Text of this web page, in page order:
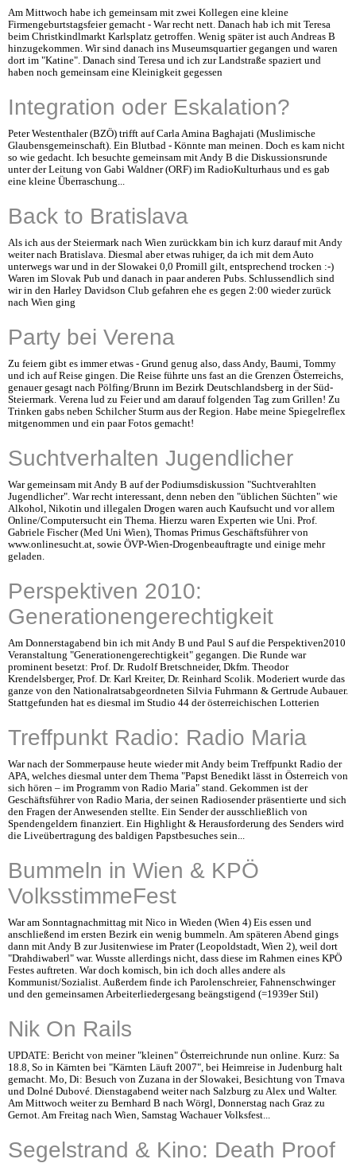
Am Mittwoch habe ich gemeinsam mit zwei Kollegen eine kleine
Firmengeburtstagsfeier gemacht - War recht nett. Danach hab ich mit Teresa
beim Christkindlmarkt Karlsplatz getroffen. Wenig später ist auch Andreas B
hinzugekommen. Wir sind danach ins Museumsquartier gegangen und waren
dort im "Katine". Danach sind Teresa und ich zur Landstraße spaziert und
haben noch gemeinsam eine Kleinigkeit gegessen
Integration oder Eskalation?
Peter Westenthaler (BZÖ) trifft auf Carla Amina Baghajati (Muslimische
Glaubensgemeinschaft). Ein Blutbad - Könnte man meinen. Doch es kam nicht
so wie gedacht. Ich besuchte gemeinsam mit Andy B die Diskussionsrunde
unter der Leitung von Gabi Waldner (ORF) im RadioKulturhaus und es gab
eine kleine Überraschung...
Back to Bratislava
Als ich aus der Steiermark nach Wien zurückkam bin ich kurz darauf mit Andy
weiter nach Bratislava. Diesmal aber etwas ruhiger, da ich mit dem Auto
unterwegs war und in der Slowakei 0,0 Promill gilt, entsprechend trocken :-)
Waren im Slovak Pub und danach in paar anderen Pubs. Schlussendlich sind
wir in den Harley Davidson Club gefahren ehe es gegen 2:00 wieder zurück
nach Wien ging
Party bei Verena
Zu feiern gibt es immer etwas - Grund genug also, dass Andy, Baumi, Tommy
und ich auf Reise gingen. Die Reise führte uns fast an die Grenzen Österreichs,
genauer gesagt nach Pölfing/Brunn im Bezirk Deutschlandsberg in der Süd-
Steiermark. Verena lud zu Feier und am darauf folgenden Tag zum Grillen! Zu
Trinken gabs neben Schilcher Sturm aus der Region. Habe meine Spiegelreflex
mitgenommen und ein paar Fotos gemacht!
Suchtverhalten Jugendlicher
War gemeinsam mit Andy B auf der Podiumsdiskussion "Suchtverahlten
Jugendlicher". War recht interessant, denn neben den "üblichen Süchten" wie
Alkohol, Nikotin und illegalen Drogen waren auch Kaufsucht und vor allem
Online/Computersucht ein Thema. Hierzu waren Experten wie Uni. Prof.
Gabriele Fischer (Med Uni Wien), Thomas Primus Geschäftsführer von
www.onlinesucht.at, sowie ÖVP-Wien-Drogenbeauftragte und einige mehr
geladen.
Perspektiven 2010:
Generationengerechtigkeit
Am Donnerstagabend bin ich mit Andy B und Paul S auf die Perspektiven2010
Veranstaltung "Generationengerechtigkeit" gegangen. Die Runde war
prominent besetzt: Prof. Dr. Rudolf Bretschneider, Dkfm. Theodor
Krendelsberger, Prof. Dr. Karl Kreiter, Dr. Reinhard Scolik. Moderiert wurde das
ganze von den Nationalratsabgeordneten Silvia Fuhrmann & Gertrude Aubauer.
Stattgefunden hat es diesmal im Studio 44 der österreichischen Lotterien
Treffpunkt Radio: Radio Maria
War nach der Sommerpause heute wieder mit Andy beim Treffpunkt Radio der
APA, welches diesmal unter dem Thema "Papst Benedikt lässt in Österreich von
sich hören – im Programm von Radio Maria" stand. Gekommen ist der
Geschäftsführer von Radio Maria, der seinen Radiosender präsentierte und sich
den Fragen der Anwesenden stellte. Ein Sender der ausschließlich von
Spendengeldern finanziert. Ein Highlight & Herausforderung des Senders wird
die Liveübertragung des baldigen Papstbesuches sein...
Bummeln in Wien & KPÖ
VolksstimmeFest
War am Sonntagnachmittag mit Nico in Wieden (Wien 4) Eis essen und
anschließend im ersten Bezirk ein wenig bummeln. Am späteren Abend gings
dann mit Andy B zur Jusitenwiese im Prater (Leopoldstadt, Wien 2), weil dort
"Drahdiwaberl" war. Wusste allerdings nicht, dass diese im Rahmen eines KPÖ
Festes auftreten. War doch komisch, bin ich doch alles andere als
Kommunist/Sozialist. Außerdem finde ich Parolenschreier, Fahnenschwinger
und den gemeinsamen Arbeiterliedergesang beängstigend (=1939er Stil)
Nik On Rails
UPDATE: Bericht von meiner "kleinen" Österreichrunde nun online. Kurz: Sa
18.8, So in Kärnten bei "Kärnten Läuft 2007", bei Heimreise in Judenburg halt
gemacht. Mo, Di: Besuch von Zuzana in der Slowakei, Besichtung von Trnava
und Dolné Dubové. Dienstagabend weiter nach Salzburg zu Alex und Walter.
Am Mittwoch weiter zu Bernhard B nach Wörgl, Donnerstag nach Graz zu
Gernot. Am Freitag nach Wien, Samstag Wachauer Volksfest...
Segelstrand & Kino: Death Proof